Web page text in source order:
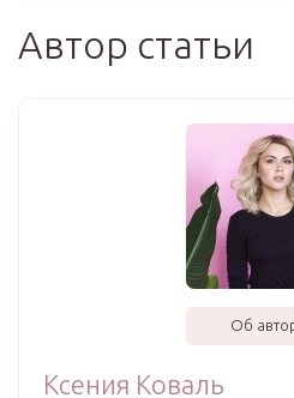
Автор статьи
Об
Ксения Коваль